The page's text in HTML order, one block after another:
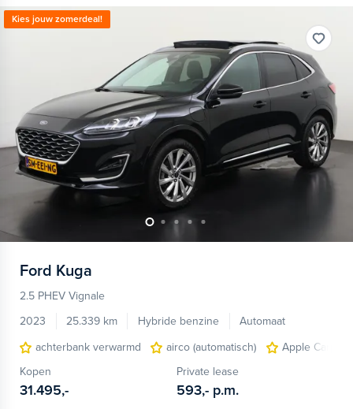
Kies jouw zomerdeal!
Ford Kuga
2.5 PHEV Vignale
2023
25.339 km Hybride benzine
Automaat
achterbank verwarmd
airco (automatisch)
Apple
Kopen
31.495,-
Private lease
593,- p.m.